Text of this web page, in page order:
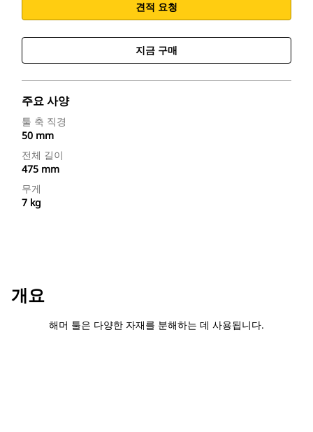
견적 요청
지금 구매
주요 사양
툴 축 직경
50 mm
전체 길이
475 mm
무게
7 kg
개요
해머 툴은 다양한 자재를 분해하는 데 사용됩니다.